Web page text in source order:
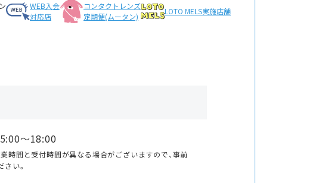
WEB入会
対応店
コンタクトレンズ
定期便(ムータン)
LOTO MELS実施店舗
〜18:00
時間と受付時間が異なる場合がございますので、事前
い。